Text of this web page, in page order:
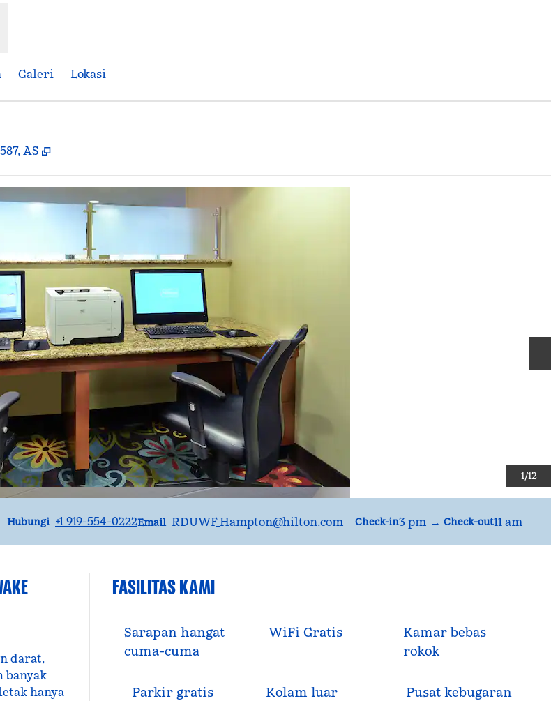
Galeri Lokasi
AS ,
1/12
Hubungi
Panggilan+1 919-554-0222Email
Email RDUWF_Hampton@hilton.com Check-in3 pm → Check-out11 am
darat,
banyak
hanya
FASILITAS KAMI
Sarapan hangat
cuma-cuma
WiFi Gratis
Kamar bebas
rokok
Parkir gratis
Kolam luar
Pusat kebugaran